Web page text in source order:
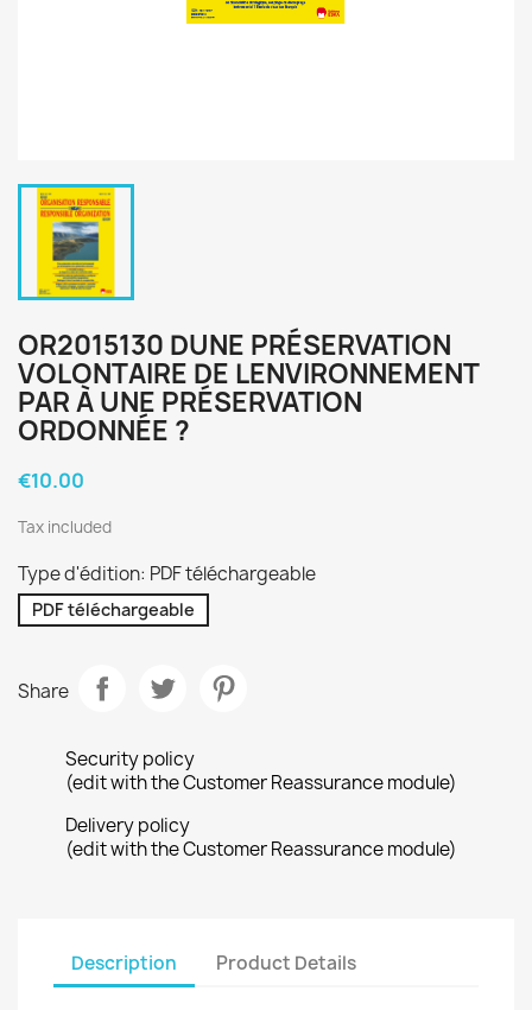
OR2015130 DUNE PRÉSERVATION
VOLONTAIRE DE LENVIRONNEMENT
PAR À UNE PRÉSERVATION
ORDONNÉE ?
€10.00
Tax included
Type d'édition: PDF téléchargeable
PDF téléchargeable
Share
Security policy
(edit with the Customer Reassurance module)
Delivery policy
(edit with the Customer Reassurance module)
Description Product Details